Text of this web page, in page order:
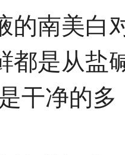
的南美
都是从盐
干净的